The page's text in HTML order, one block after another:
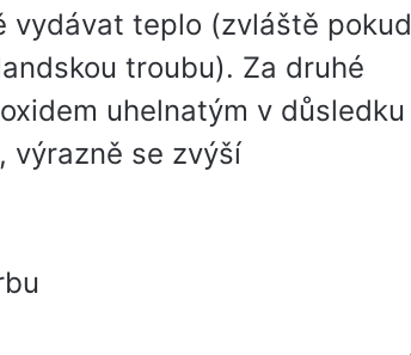
vydávat teplo (zvláště pokud
troubu). Za druhé
uhelnatým v důsledku
výrazně se zvýší